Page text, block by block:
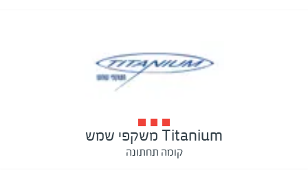
Titanium משקפי שמש
קומה תחתונה